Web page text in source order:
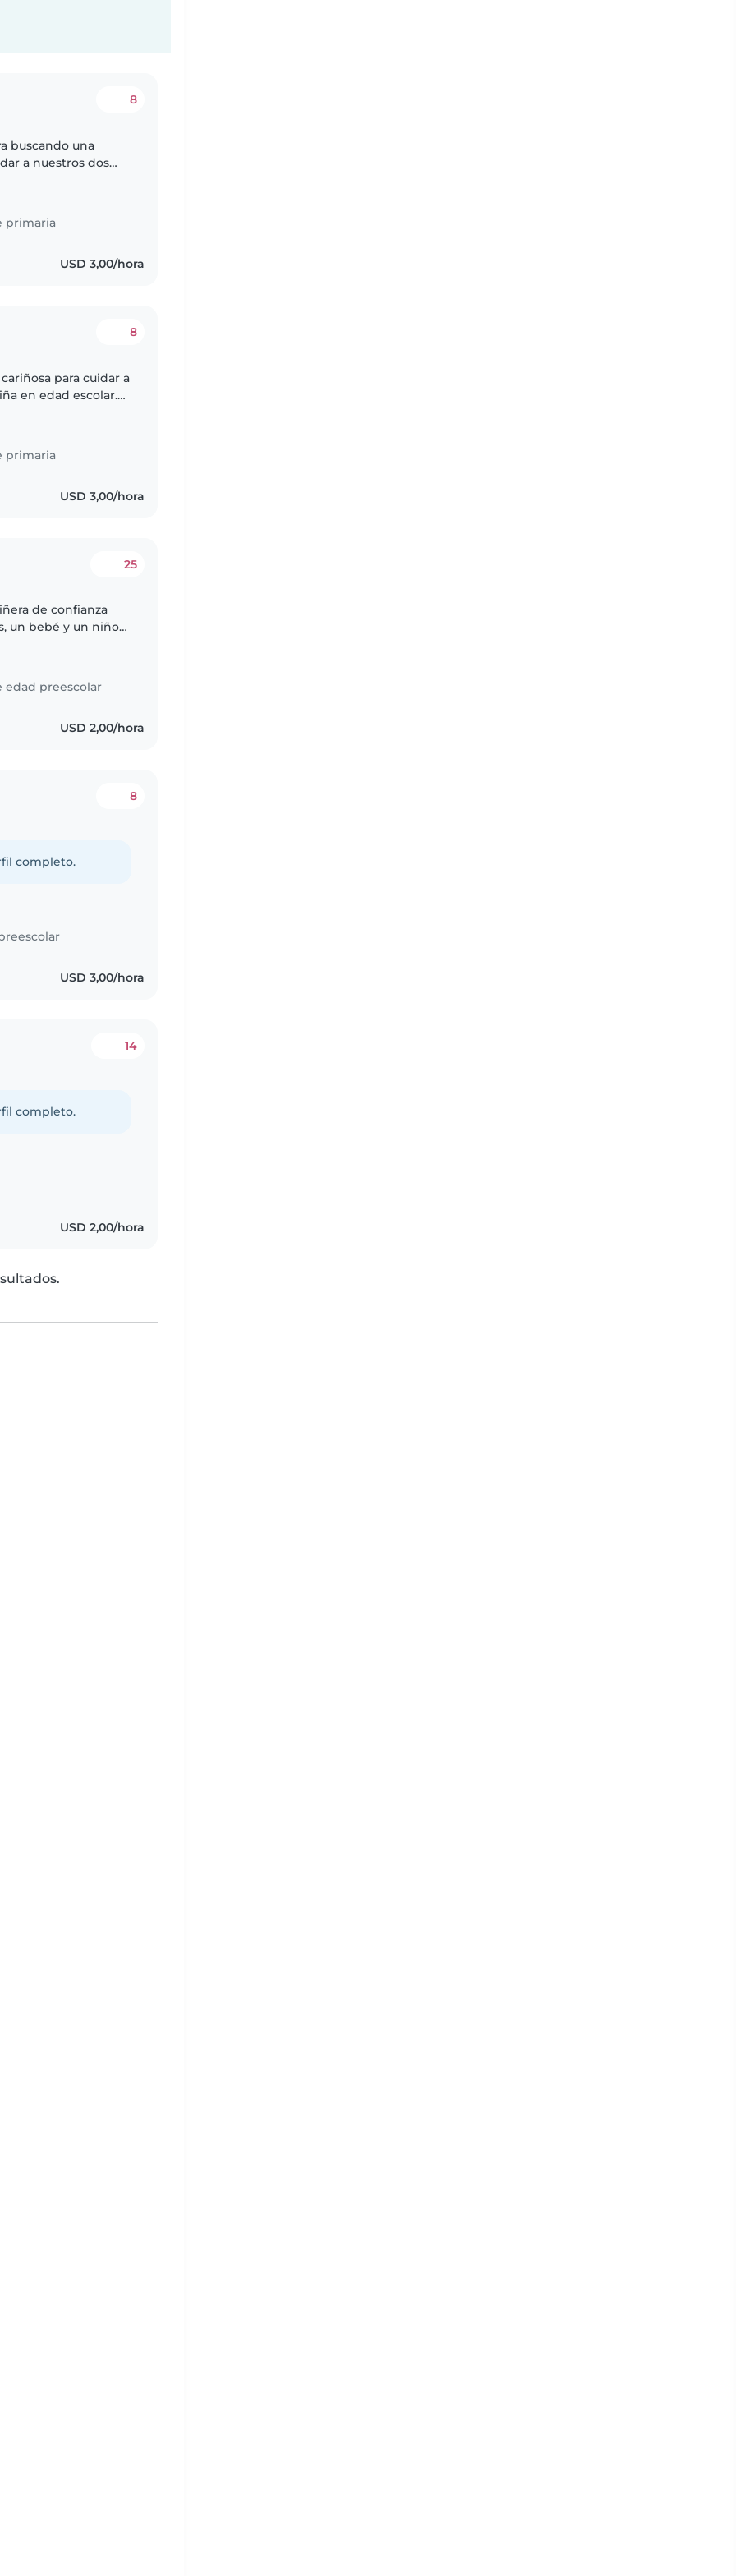
8
buscando una
a nuestros dos
primaria
USD 3,00/hora
8
para cuidar a
en edad escolar.
primaria
USD 3,00/hora
25
de confianza
un bebé y un niño
edad preescolar
USD 2,00/hora
8
completo.
USD 3,00/hora
14
completo.
USD 2,00/hora